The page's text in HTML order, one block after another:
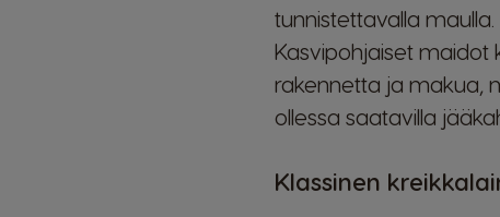
tunnistettavalla maulla.
Kasvipohjaiset maidot
rakennetta ja makua,
ollessa saatavilla
Klassinen